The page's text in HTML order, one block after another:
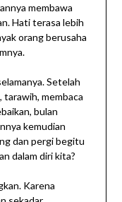
membawa
Hati terasa lebih
orang berusaha
Setelah
tarawih, membaca
bulan
kemudian
dan pergi begitu
dalam diri kita?
Karena